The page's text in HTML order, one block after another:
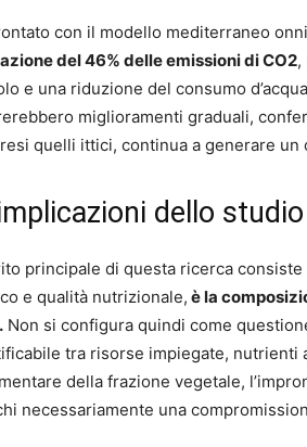
con il modello mediterraneo
del 46% delle emissioni di CO2,
e una riduzione del consumo
miglioramenti graduali,
quelli ittici, continua a generare
dello studio
principale di questa ricerca
e qualità nutrizionale, è la
Non si configura quindi come
tra risorse impiegate,
della frazione vegetale,
necessariamente una